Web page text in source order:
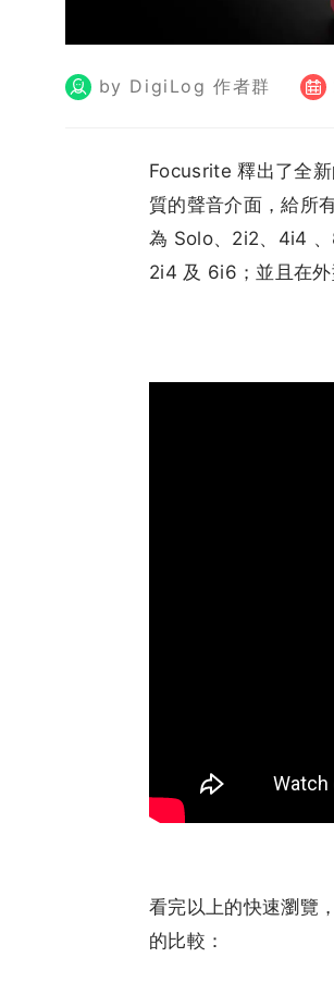
by DigiLog 作者群
Focusrite 釋出了全
質的聲音介面，給所
為 Solo、2i2、4i4
2i4 及 6i6；並且在外
看完以上的快速瀏覽
的比較：